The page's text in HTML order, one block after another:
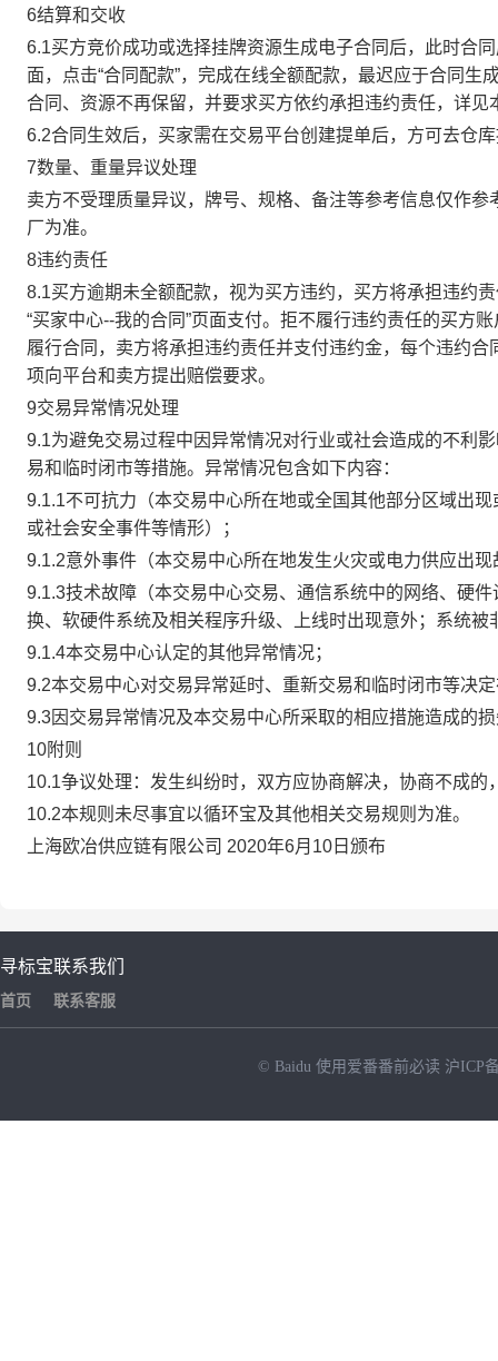
6结算和交收
6.1买方竞价成功或选择挂牌资源生成电子合同后，此时合
面，点击“合同配款”，完成在线全额配款，最迟应于合同
合同、资源不再保留，并要求买方依约承担违约责任，详见
6.2合同生效后，买家需在交易平台创建提单后，方可去仓
7数量、重量异议处理
卖方不受理质量异议，牌号、规格、备注等参考信息仅作
厂为准。
8违约责任
8.1买方逾期未全额配款，视为买方违约，买方将承担违约
“买家中心--我的合同”页面支付。拒不履行违约责任的买方
履行合同，卖方将承担违约责任并支付违约金，每个违约
项向平台和卖方提出赔偿要求。
9交易异常情况处理
9.1为避免交易过程中因异常情况对行业或社会造成的不利
易和临时闭市等措施。异常情况包含如下内容：
9.1.1不可抗力（本交易中心所在地或全国其他部分区域出
或社会安全事件等情形）；
9.1.2意外事件（本交易中心所在地发生火灾或电力供应出
9.1.3技术故障（本交易中心交易、通信系统中的网络、硬
换、软硬件系统及相关程序升级、上线时出现意外；系统
9.1.4本交易中心认定的其他异常情况；
9.2本交易中心对交易异常延时、重新交易和临时闭市等决
9.3因交易异常情况及本交易中心所采取的相应措施造成的
10附则
10.1争议处理：发生纠纷时，双方应协商解决，协商不成
10.2本规则未尽事宜以循环宝及其他相关交易规则为准。
上海欧冶供应链有限公司 2020年6月10日颁布
寻标宝
首页
联系我们
联系客服
© Baidu 使用爱番番前必读 沪ICP